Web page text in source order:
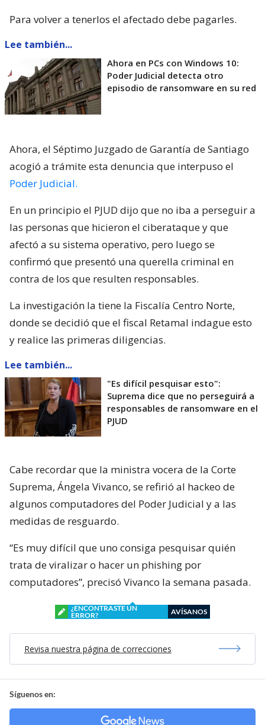
Para volver a tenerlos el afectado debe pagarles.
Lee también...
Ahora en PCs con Windows 10:
Poder Judicial detecta otro
episodio de ransomware en su red
Ahora, el Séptimo Juzgado de Garantía de Santiago
acogió a trámite esta denuncia que interpuso el
Poder Judicial.
En un principio el PJUD dijo que no iba a perseguir a
las personas que hicieron el ciberataque y que
afectó a su sistema operativo, pero luego se
confirmó que presentó una querella criminal en
contra de los que resulten responsables.
La investigación la tiene la Fiscalía Centro Norte,
donde se decidió que el fiscal Retamal indague esto
y realice las primeras diligencias.
Lee también...
"Es difícil pesquisar esto":
Suprema dice que no perseguirá a
responsables de ransomware en el
PJUD
Cabe recordar que la ministra vocera de la Corte
Suprema, Ángela Vivanco, se refirió al hackeo de
algunos computadores del Poder Judicial y a las
medidas de resguardo.
“Es muy difícil que uno consiga pesquisar quién
trata de viralizar o hacer un phishing por
computadores”, precisó Vivanco la semana pasada.
¿ENCONTRASTE UN
ERROR?
AVÍSANOS
Revisa nuestra página de correcciones
Síguenos en: